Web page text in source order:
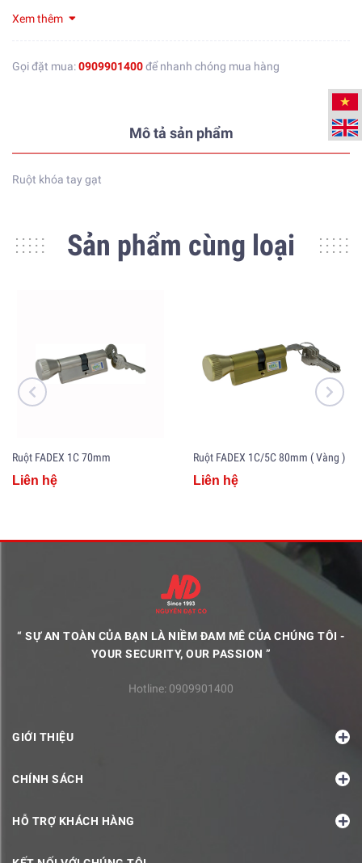
Xem thêm
Gọi đặt mua:0909901400để nhanh chóng mua hàng
Mô tả sản phẩm
Ruột khóa tay gạt
Sản phẩm cùng loại
Ruột FADEX 1C 70mm
Liên hệ
Ruột FADEX 1C/5C 80mm ( Vàng )
Liên hệ
“ SỰ AN TOÀN CỦA BẠN LÀ NIỀM ĐAM MÊ CỦA CHÚNG TÔI -
YOUR SECURITY, OUR PASSION ”
Hotline: 0909901400
GIỚI THIỆU
CHÍNH SÁCH
HỖ TRỢ KHÁCH HÀNG